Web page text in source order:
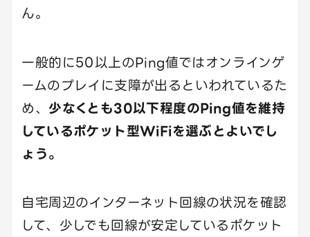
ん。
一般的に50以上のPing値ではオンラインゲ
ームのプレイに支障が出るといわれているた
め、 少なくとも30以下程度のPing値を維持
しているポケット型WiFiを選ぶとよいでし
ょう。
自宅周辺のインターネット回線の状況を確認
して、少しでも回線が安定しているポケット